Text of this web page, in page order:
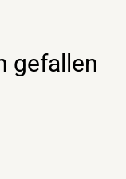
gefallen